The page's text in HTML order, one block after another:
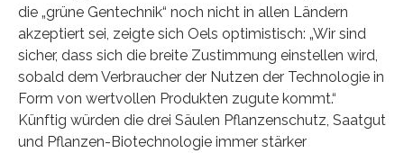
die „grüne Gentechnik“ noch nicht in allen Ländern
akzeptiert sei, zeigte sich Oels optimistisch: „Wir sind
sicher, dass sich die breite Zustimmung einstellen wird,
sobald dem Verbraucher der Nutzen der Technologie in
Form von wertvollen Produkten zugute kommt.“
Künftig würden die drei Säulen Pflanzenschutz, Saatgut
und Pflanzen-Biotechnologie immer stärker